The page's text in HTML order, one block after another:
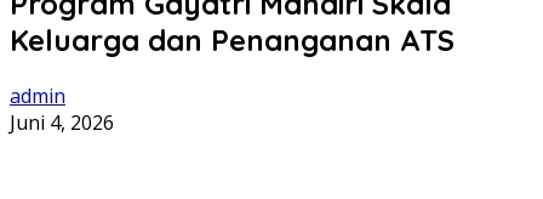
Keluarga dan Penanganan ATS
admin
Juni 4, 2026